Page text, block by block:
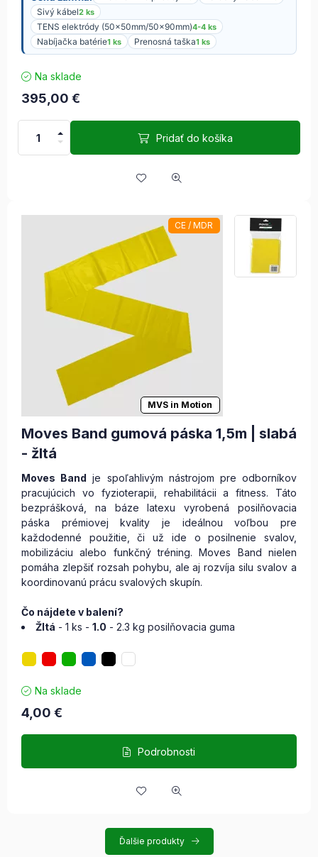
Sivý kábel2 ks
TENS elektródy (50x50mm/50x90mm)4-4 ks
Nabíjačka batérie1 ks Prenosná taška1 ks
Na sklade
395,00 €
Pridať do košíka
CE / MDR
MVS in Motion
Moves Band gumová páska 1,5m | slabá
- žltá
Moves Band je spoľahlivým nástrojom pre odborníkov
pracujúcich vo fyzioterapii, rehabilitácii a fitness. Táto
bezprášková, na báze latexu vyrobená posilňovacia
páska prémiovej kvality je ideálnou voľbou pre
každodenné použitie, či už ide o posilnenie svalov,
mobilizáciu alebo funkčný tréning. Moves Band nielen
pomáha zlepšiť rozsah pohybu, ale aj rozvíja silu svalov a
koordinovanú prácu svalových skupín.
Čo nájdete v balení?
Žltá - 1 ks - 1.0 - 2.3 kg posilňovacia guma
Na sklade
4,00 €
Podrobnosti
Ďalšie produkty